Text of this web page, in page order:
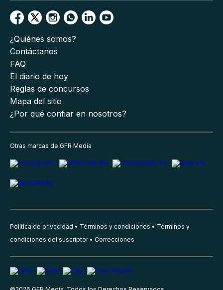
¿Quiénes somos?
Contáctanos
FAQ
El diario de hoy
Reglas de concursos
Mapa del sitio
¿Por qué confiar en nosotros?
Otras marcas de GFR Media
Política de privacidad Términos y condiciones
Términos y
condiciones del suscriptor
Correcciones